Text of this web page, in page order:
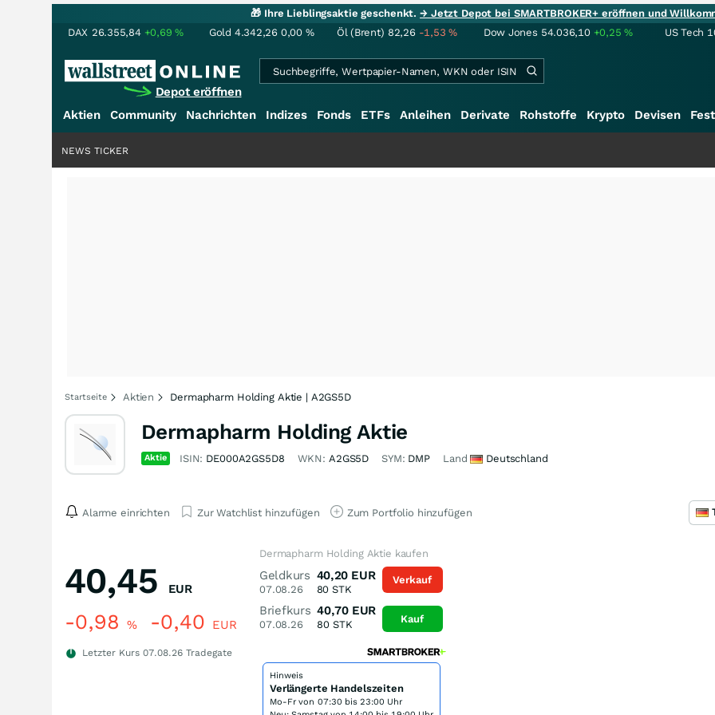
🎁 Ihre Lieblingsaktie geschenkt.→ Jetzt Depot bei SMARTBROKER+ eröffnen und
DAX 26.355,84 +0,69% Gold 4.342,26 0,00 % Öl (Brent) 82,26 -1,53% Dow Jones 54.036,10 +0,25% US Tech
Depot eröffnen
Aktien Community Nachrichten Indizes Fonds ETFs Anleihen Derivate Rohstoffe Krypto Devisen
NEWS TICKER
Startseite Aktien Dermapharm Holding Aktie | A2GS5D
Dermapharm Holding Aktie
Aktie ISIN: DE000A2GS5D8 WKN: A2GS5D SYM: DMP Land Deutschland
Alarme einrichten Zur Watchlist hinzufügen Zum Portfolio hinzufügen
40,45 EUR
-0,98 % -0,40 EUR
Letzter Kurs 07.08.26 Tradegate
Dermapharm Holding Aktie kaufen
Geldkurs
07.08.26
40,20 EUR
80 STK
Briefkurs
07.08.26
40,70 EUR
80 STK
Verkauf
Kauf
Hinweis
Verlängerte Handelszeiten
Mo-Fr von 07:30 bis 23:00 Uhr